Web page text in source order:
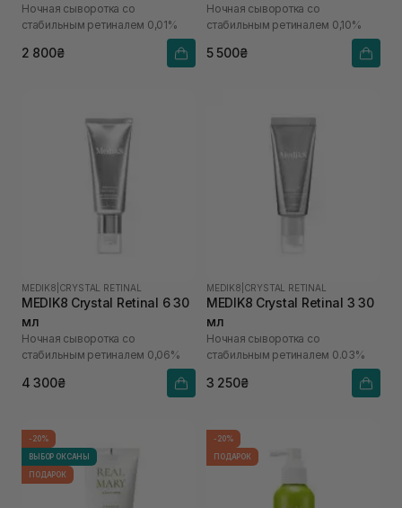
Ночная сыворотка со
стабильным ретиналем 0,01%
2 800₴
Ночная сыворотка со
стабильным ретиналем 0,10%
5 500₴
MEDIK8 CRYSTAL RETINAL
MEDIK8 Crystal Retinal 6 30
мл
Ночная сыворотка со
стабильным ретиналем 0,06%
4 300₴
MEDIK8 CRYSTAL RETINAL
MEDIK8 Crystal Retinal 3 30
мл
Ночная сыворотка со
стабильным ретиналем 0.03%
3 250₴
-20%
ВЫБОР ОКСАНЫ
ПОДАРОК
-20%
ПОДАРОК